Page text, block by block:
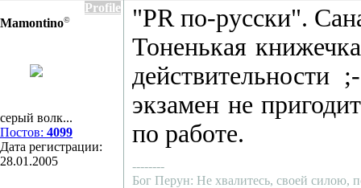
Profile
Mamontino©
серый волк...
Постов: 4099
Дата регистрации:
28.01.2005
"PR по-русски".
Тоненькая
экзамен не
по работе.
--------
Бог Перун: Не хвалитесь, своей силою,